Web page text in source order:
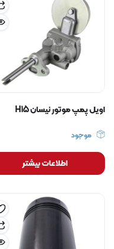
اویل پمپ موتور نیسان H15
موجود
اطلاعات بیشتر